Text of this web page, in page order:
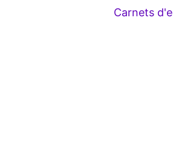
Carnets